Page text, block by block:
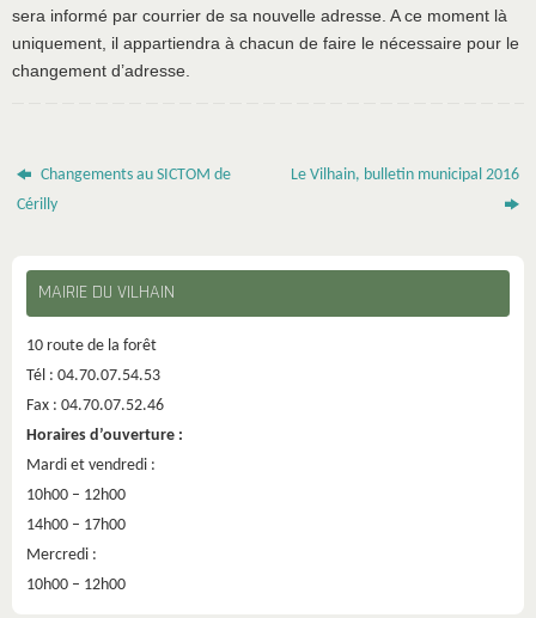
sera informé par courrier de sa nouvelle adresse. A ce moment là
uniquement, il appartiendra à chacun de faire le nécessaire pour le
changement d’adresse.
Changements au SICTOM de
Cérilly
Le Vilhain, bulletin municipal 2016
MAIRIE DU VILHAIN
10 route de la forêt
Tél : 04.70.07.54.53
Fax : 04.70.07.52.46
Horaires d’ouverture :
Mardi et vendredi :
10h00 – 12h00
14h00 – 17h00
Mercredi :
10h00 – 12h00